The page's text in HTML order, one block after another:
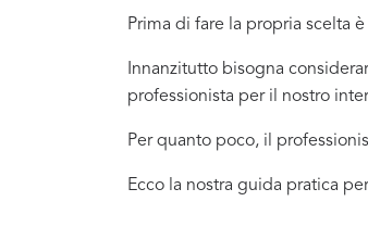
Prima di fare la propria scelta
Innanzitutto bisogna
professionista per il nostro
Per quanto poco, il
Ecco la nostra guida pratica